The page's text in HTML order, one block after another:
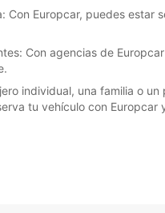
Con Europcar, puedes
Con agencias de
individual, una familia o
tu vehículo con